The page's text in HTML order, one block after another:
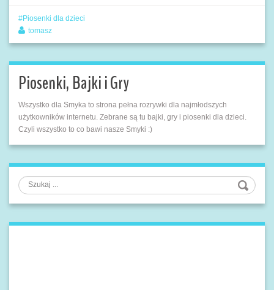
Piosenki dla dzieci
tomasz
Piosenki, Bajki i Gry
Wszystko dla Smyka to strona pełna rozrywki dla najmłodszych
użytkowników internetu. Zebrane są tu bajki, gry i piosenki dla dzieci.
Czyli wszystko to co bawi nasze Smyki :)
Szukaj